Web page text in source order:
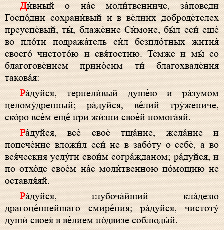
Ди́вный о на́с моли́твенниче, за́поведи
Госпо́дни сохрани́вый и в ве́лиих доброде́телех
преуспе́вый, ты́, блаже́нне Си́моне, бы́л еси́ еще́
во пло́ти подража́тель си́л безпло́тных жития́
своего́ чистото́ю и свя́тостию. Те́мже и мы́ со
благогове́нием прино́сим ти́ благохвале́ния
такова́я:
Ра́дуйся, терпели́вый душе́ю и ра́зумом
целому́дренный; ра́дуйся, ве́лий тру́жениче,
ско́ро все́м еще́ при жи́зни свое́й помога́яй.
Ра́дуйся, все́ свое́ тща́ние, жела́ние и
попече́ние вложи́л еси́ не в забо́ту о себе́, а во
вся́ческия услу́ги свои́м согра́жданом; ра́дуйся, и
по отхо́де свое́м на́с моли́твенною по́мощию не
оставля́яй.
Ра́дуйся, глубоча́йший кла́дезю
драгоце́ннейшаго смире́ния; ра́дуйся, чистоту́
души́ своея́ в ве́лием по́двизе соблюды́й.